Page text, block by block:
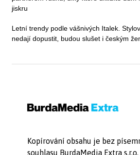
jiskru
Letní trendy podle vášnivých Italek.
nedají dopustit, budou slušet i českým
Kopírování obsahu je bez
souhlasu BurdaMedia Extra